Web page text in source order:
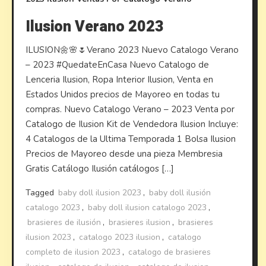
Ilusion Verano 2023
ILUSION🌼🌸🌷Verano 2023 Nuevo Catalogo Verano
– 2023 #QuedateEnCasa Nuevo Catalogo de
Lenceria Ilusion, Ropa Interior Ilusion, Venta en
Estados Unidos precios de Mayoreo en todas tu
compras. Nuevo Catalogo Verano – 2023 Venta por
Catalogo de Ilusion Kit de Vendedora Ilusion Incluye:
4 Catalogos de la Ultima Temporada 1 Bolsa Ilusion
Precios de Mayoreo desde una pieza Membresia
Gratis Catálogo Ilusión catálogos […]
Tagged baby doll ilusion 2023 , baby doll ilusión
catalogo 2023 , baby doll ilusion catalogo 2023 ,
brasieres de ilusión , brasieres ilusion , brasieres
ilusion 2023 , catalogo 2023 ilusion , catalogo
completo de ilusion 2023 , catalogo de brasieres